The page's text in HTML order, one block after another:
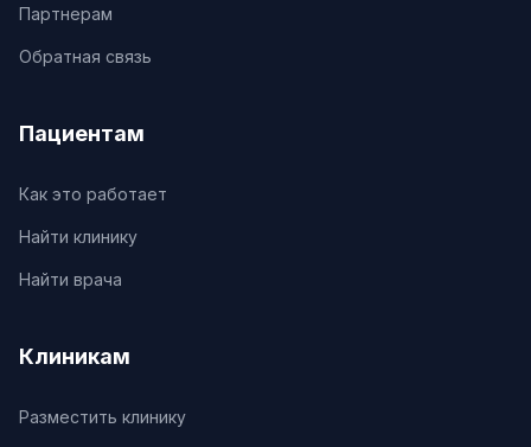
Партнерам
Обратная связь
Пациентам
Как это работает
Найти клинику
Найти врача
Клиникам
Разместить клинику